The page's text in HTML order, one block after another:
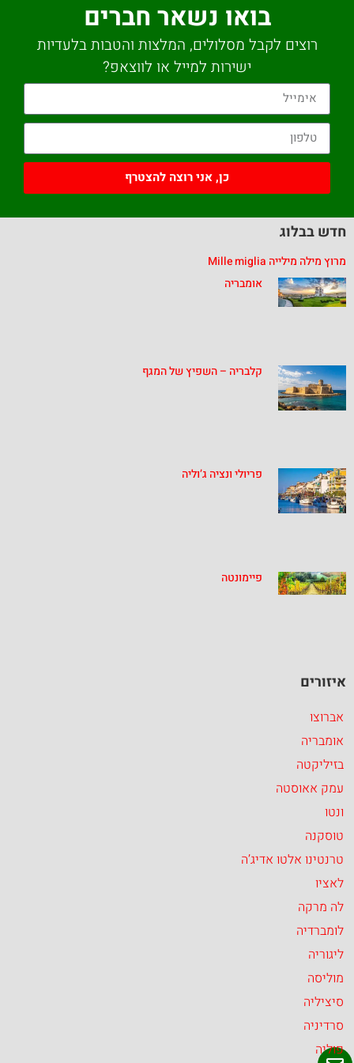
בואו נשאר חברים
רוצים לקבל מסלולים, המלצות והטבות בלעדיות
ישירות למייל או לווצאפ?
כן, אני רוצה להצטרף
חדש בבלוג
מרוץ מילה מילייה Mille miglia
אומבריה
קלבריה – השפיץ של המגף
פריולי ונציה ג’וליה
פיימונטה
איזורים
אברוצו
אומבריה
בזיליקטה
עמק אאוסטה
ונטו
טוסקנה
טרנטינו אלטו אדיג’ה
לאציו
לה מרקה
לומברדיה
ליגוריה
מוליסה
סיציליה
סרדיניה
פוליה